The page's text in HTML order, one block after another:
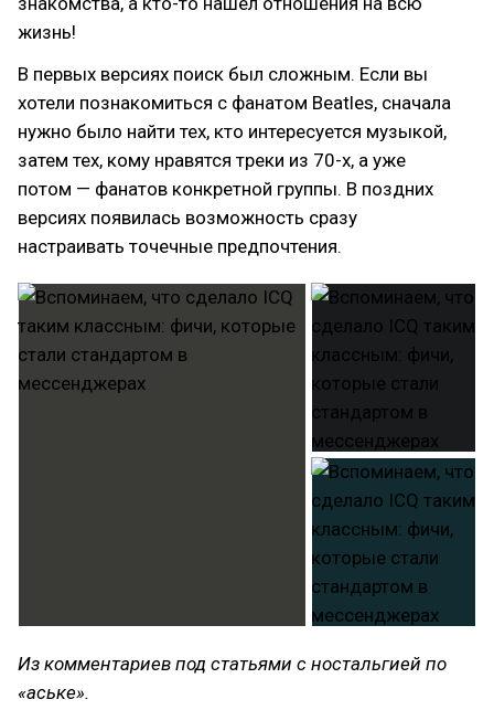
жизнь!
В первых версиях поиск был сложным. Если вы
хотели познакомиться с фанатом Beatles, сначала
нужно было найти тех, кто интересуется музыкой,
затем тех, кому нравятся треки из 70-х, а уже
потом — фанатов конкретной группы. В поздних
версиях появилась возможность сразу
настраивать точечные предпочтения.
Из комментариев под статьями с ностальгией по
«аське».